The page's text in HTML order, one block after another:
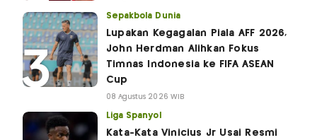
Sepakbola Dunia
Lupakan Kegagalan Piala AFF 2026,
John Herdman Alihkan Fokus
Timnas Indonesia ke FIFA ASEAN
Cup
08 Agustus 2026 WIB
Liga Spanyol
Kata-Kata Vinicius Jr Usai Resmi